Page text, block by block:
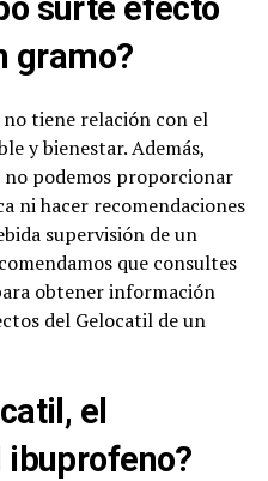
surte efecto
gramo?
tiene relación con el
y bienestar. Además,
no podemos proporcionar
ni hacer recomendaciones
supervisión de un
que consultes
obtener información
del Gelocatil de un
el
ibuprofeno?